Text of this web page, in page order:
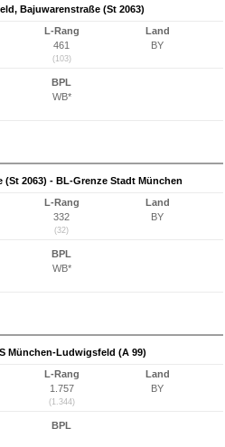
Bajuwarenstraße (St 2063)
L-Rang
461
(103)
Land
BY
BPL
WB*
2063) - BL-Grenze Stadt München
L-Rang
332
(32)
Land
BY
BPL
WB*
München-Ludwigsfeld (A 99)
L-Rang
1.757
(1.344)
Land
BY
BPL